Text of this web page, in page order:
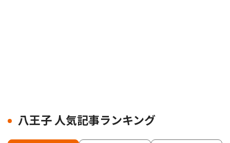
八王子 人気記事ランキング